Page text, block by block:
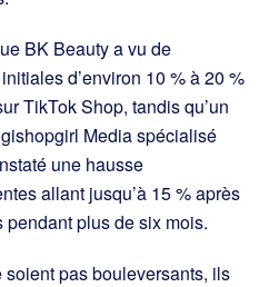
BK Beauty a vu de
d’environ 10 % à 20 %
TikTok Shop, tandis qu’un
Media spécialisé
une hausse
allant jusqu’à 15 % après
plus de six mois.
pas bouleversants, ils